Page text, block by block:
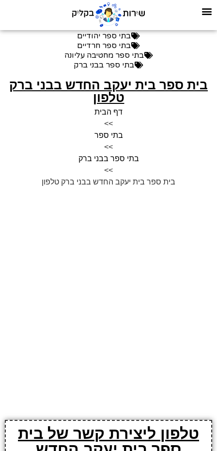
בתי ספר יהודיים
בתי ספר חרדיים
בתי ספר מחטיבה עליונה
בתי ספר בבני ברק
בית ספר בית יעקב החדש בבני ברק
טלפון
דף הבית
>>
בתי ספר
>>
בתי ספר בבני ברק
>>
בית ספר בית יעקב החדש בבני ברק טלפון
טלפון ליצירת קשר של בית